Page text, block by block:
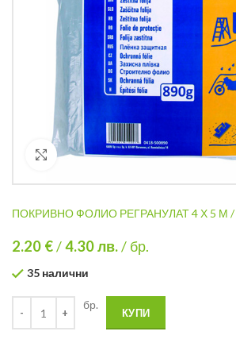
Кликнете за уголемяване
ПОКРИВНО ФОЛИО РЕГРАНУЛАТ 4 Х 5 М /
2.20 €/4.30лв./ бр.
35 налични
бр.
КУПИ